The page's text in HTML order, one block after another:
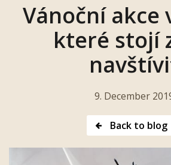
Vánoční akce
které stojí
9. December
Back to blog